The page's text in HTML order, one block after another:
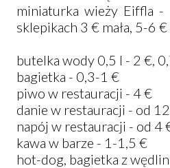
miniaturka wieży Eiffla
sklepikach 3 € mała, 5-6
butelka wody 0,5 l - 2 €,
bagietka - 0,3-1 €
piwo w restauracji - 4 €
danie w restauracji - od
napój w restauracji - od 4
kawa w barze - 1-1,5 €
hot-dog, bagietka z